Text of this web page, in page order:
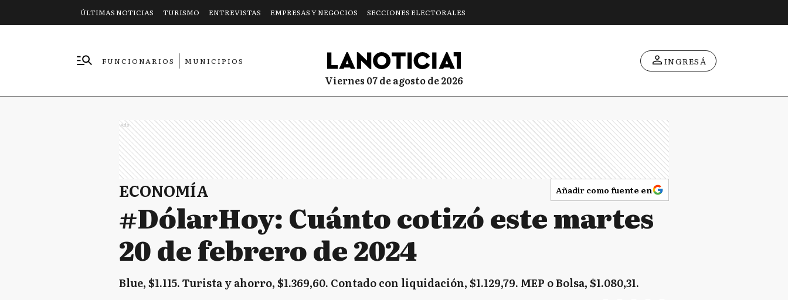
ÚLTIMAS NOTICIAS TURISMO ENTREVISTAS EMPRESAS Y NEGOCIOS SECCIONES ELECTORALES
FUNCIONARIOS
MUNICIPIOS
viernes 07 de agosto de 2026
INGRESÁ
Ads
ECONOMÍA Añadir como fuente en
#DólarHoy: Cuánto cotizó este martes
20 de febrero de 2024
Blue, $1.115. Turista y ahorro, $1.369,60. Contado con liquidación, $1.129,79. MEP o Bolsa, $1.080,31.